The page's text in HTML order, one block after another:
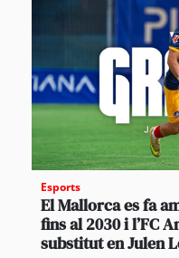
Esports
El Mallorca es fa
fins al 2030 i l’FC
substitut en Julen